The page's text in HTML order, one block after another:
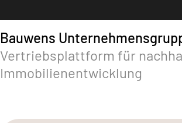
Bauwens
Vertriebsplattform für
Immobilienentwicklung